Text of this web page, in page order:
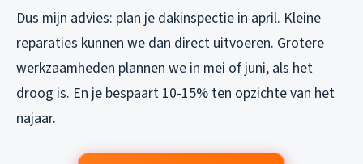
Dus mijn advies: plan je dakinspectie in april. Kleine
reparaties kunnen we dan direct uitvoeren. Grotere
werkzaamheden plannen we in mei of juni, als het
droog is. En je bespaart 10-15% ten opzichte van het
najaar.